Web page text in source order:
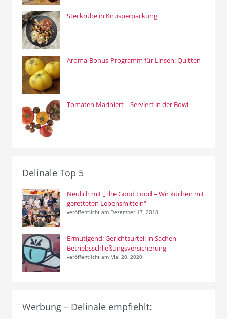
Steckrübe in Knusperpackung
Aroma-Bonus-Programm für Linsen: Quitten
Tomaten Mariniert – Serviert in der Bowl
Delinale Top 5
Neulich mit „The Good Food – Wir kochen mit
geretteten Lebensmitteln“
veröffentlicht am Dezember 17, 2018
Ermutigend: Gerichtsurteil in Sachen
Betriebsschließungsversicherung
veröffentlicht am Mai 20, 2020
Werbung – Delinale empfiehlt: